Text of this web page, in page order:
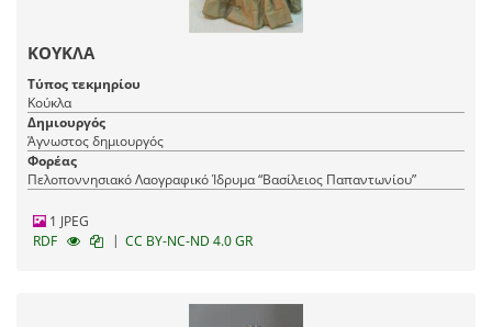
ΚΟΥΚΛΑ
Τύπος τεκμηρίου
Κούκλα
Δημιουργός
Άγνωστος δημιουργός
Φορέας
Πελοποννησιακό Λαογραφικό Ίδρυμα “Βασίλειος Παπαντωνίου”
1 JPEG
RDF
| CC BY-NC-ND 4.0 GR